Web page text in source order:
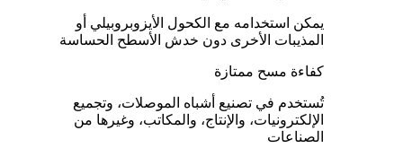
يمكن استخدامه مع الكحول الأيزوبروبيلي أو
المذيبات الأخرى دون خدش الأسطح الحساسة
كفاءة مسح ممتازة
تُستخدم في تصنيع أشباه الموصلات، وتجميع
الإلكترونيات، والإنتاج، والمكاتب، وغيرها من
الصناعات